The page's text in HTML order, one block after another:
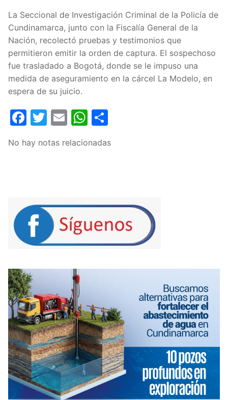
La Seccional de Investigación Criminal de la Policía de
Cundinamarca, junto con la Fiscalía General de la
Nación, recolectó pruebas y testimonios que
permitieron emitir la orden de captura. El sospechoso
fue trasladado a Bogotá, donde se le impuso una
medida de aseguramiento en la cárcel La Modelo, en
espera de su juicio.
Facebook
Twitter
EmailWhatsApp
No hay notas relacionadas